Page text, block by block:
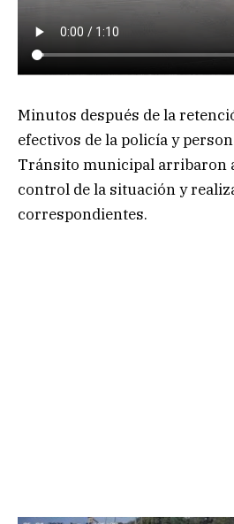
Minutos después de la
efectivos de la policía y
Tránsito municipal arribaron
control de la situación y
correspondientes.